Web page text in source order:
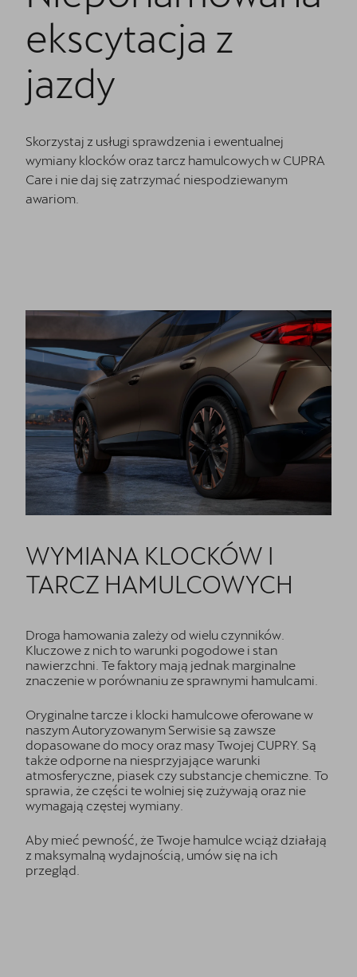
Kontakt
ekscytacja z
jazdy
Skorzystaj z usługi sprawdzenia i ewentualnej
wymiany klocków oraz tarcz hamulcowych w CUPRA
Care i nie daj się zatrzymać niespodziewanym
awariom.
WYMIANA KLOCKÓW I
TARCZ HAMULCOWYCH
Droga hamowania zależy od wielu czynników.
Kluczowe z nich to warunki pogodowe i stan
nawierzchni. Te faktory mają jednak marginalne
znaczenie w porównaniu ze sprawnymi hamulcami.
Oryginalne tarcze i klocki hamulcowe oferowane w
naszym Autoryzowanym Serwisie są zawsze
dopasowane do mocy oraz masy Twojej CUPRY. Są
także odporne na niesprzyjające warunki
atmosferyczne, piasek czy substancje chemiczne. To
sprawia, że części te wolniej się zużywają oraz nie
wymagają częstej wymiany.
Aby mieć pewność, że Twoje hamulce wciąż działają
z maksymalną wydajnością, umów się na ich
przegląd.